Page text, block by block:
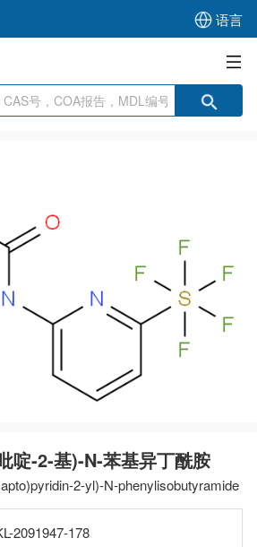
语言
啶-2-基)-N-苯基异丁酰胺
2-yl)-N-phenylisobutyramide
2091947-178